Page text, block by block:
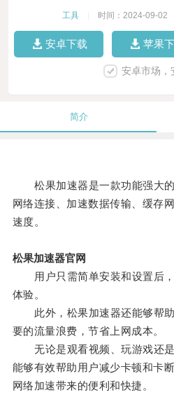
工具 时间：2024-09-02
安卓下载 苹果
安卓市场，
简介
松果加速器是一款功能强大的
网络连接、加速数据传输、缓存
速度。
松果加速器官网
用户只需简单安装和设置后，
体验。
此外，松果加速器还能够帮助
要的流量浪费，节省上网成本。
无论是观看视频、玩游戏还是
能够有效帮助用户减少卡顿和卡
网络加速带来的便利和快捷。